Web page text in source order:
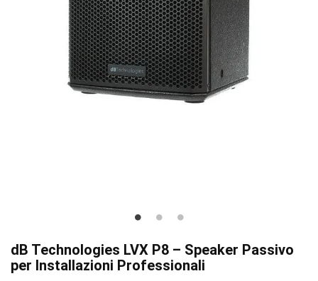
dB Technologies LVX P8 – Speaker Passivo
per Installazioni Professionali